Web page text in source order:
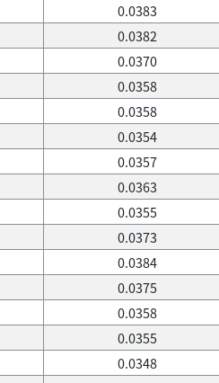
0.0383
0.0382
0.0370
0.0358
0.0358
0.0354
0.0357
0.0363
0.0355
0.0373
0.0384
0.0375
0.0358
0.0355
0.0348